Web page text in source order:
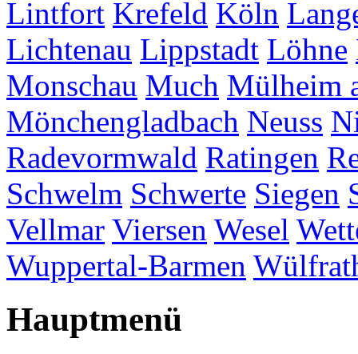
Lintfort Krefeld Köln
Lichtenau Lippstadt Löhne
Monschau Much Mülheim
Mönchengladbach Neuss
Radevormwald Ratingen
Schwelm Schwerte Siegen
Vellmar Viersen Wesel
Wuppertal-Barmen
Hauptmenü